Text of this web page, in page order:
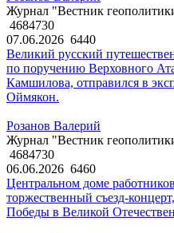
Журнал "Вестник
4684730
07.06.2026 6440
Великий русский
по поручению Верховного
Камшилова, отправился в
Оймякон.
Розанов Валерий
Журнал "Вестник
4684730
06.06.2026 6460
Центральном доме
торжественный съезд-
Победы в Великой